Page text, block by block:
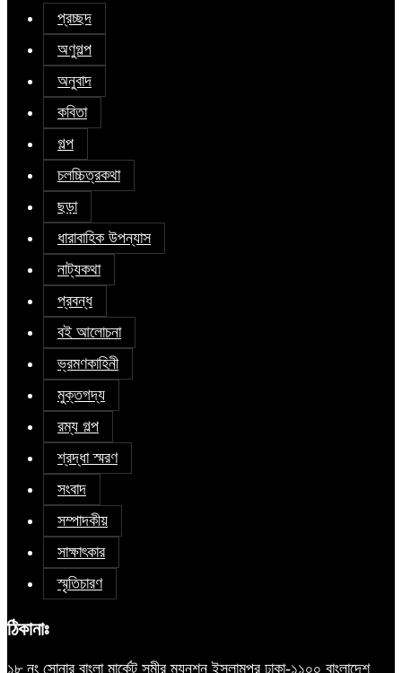
প্রচ্ছদ
অণুগল্প
অনুবাদ
কবিতা
গল্প
চলচ্চিত্রকথা
ছড়া
ধারাবাহিক উপন্যাস
নাট্যকথা
প্রবন্ধ
বই আলোচনা
ভ্রমণকাহিনী
মুক্তগদ্য
রম্য গল্প
শ্রদ্ধা স্মরণ
সংবাদ
সম্পাদকীয়
সাক্ষাৎকার
স্মৃতিচারণ
ঠিকানাঃ
১৮ নং সোনার বাংলা মার্কেট সমীর ম্যনশন ইসলামপুর ঢাকা-১১০০ বাংলাদেশ